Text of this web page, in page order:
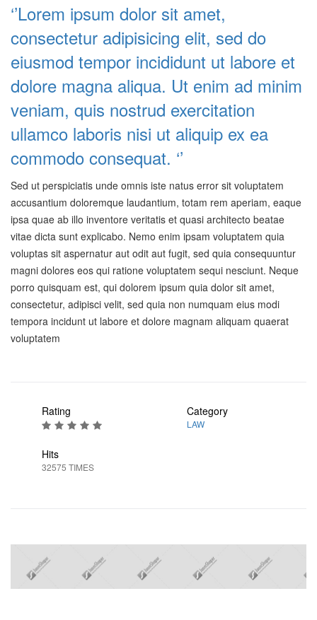
‘’Lorem ipsum dolor sit amet,
consectetur adipisicing elit, sed do
eiusmod tempor incididunt ut labore et
dolore magna aliqua. Ut enim ad minim
veniam, quis nostrud exercitation
ullamco laboris nisi ut aliquip ex ea
commodo consequat. ‘’
Sed ut perspiciatis unde omnis iste natus error sit voluptatem
accusantium doloremque laudantium, totam rem aperiam, eaque
ipsa quae ab illo inventore veritatis et quasi architecto beatae
vitae dicta sunt explicabo. Nemo enim ipsam voluptatem quia
voluptas sit aspernatur aut odit aut fugit, sed quia consequuntur
magni dolores eos qui ratione voluptatem sequi nesciunt. Neque
porro quisquam est, qui dolorem ipsum quia dolor sit amet,
consectetur, adipisci velit, sed quia non numquam eius modi
tempora incidunt ut labore et dolore magnam aliquam quaerat
voluptatem
Rating Category
LAW
Hits
32575 TIMES